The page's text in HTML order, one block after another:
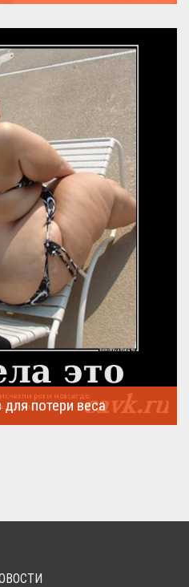
потери веса